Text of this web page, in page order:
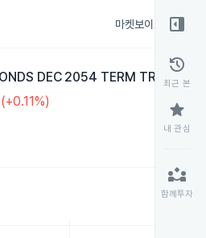
마켓보이스
DEC 2054 TERM TREASURY
right_panel_open
history
최근 본
star
내 관심
partner_exchange
함께투자